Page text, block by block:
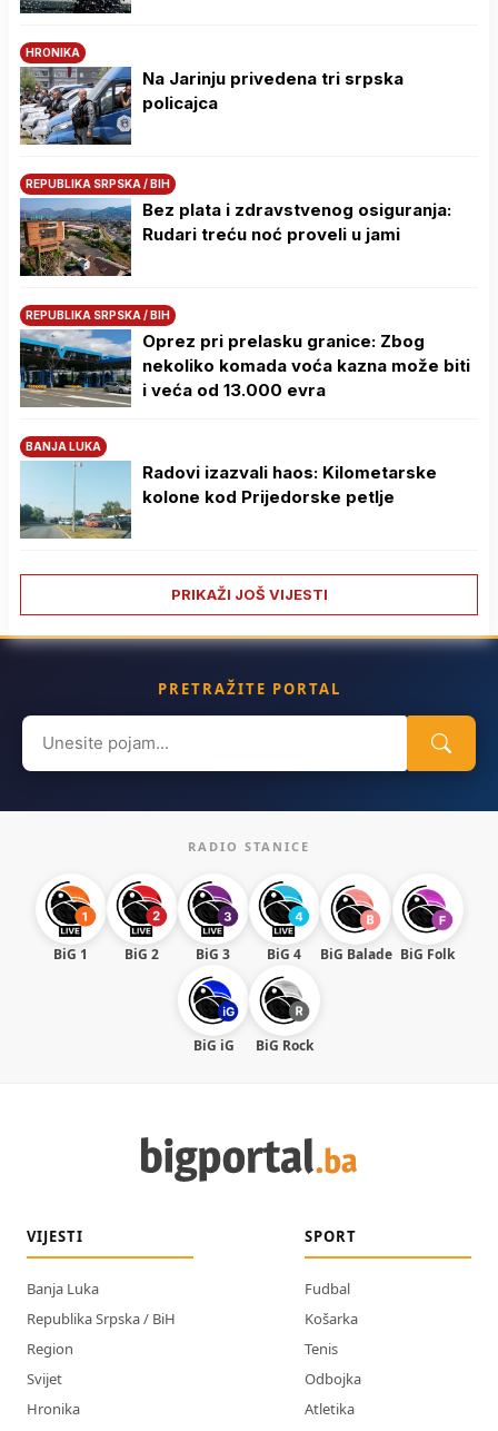
HRONIKA
Na Јarinju privedena tri srpska
policajca
REPUBLIKA SRPSKA / BIH
Bez plata i zdravstvenog osiguranja:
Rudari treću noć proveli u jami
REPUBLIKA SRPSKA / BIH
Oprez pri prelasku granice: Zbog
nekoliko komada voća kazna može biti
i veća od 13.000 evra
BANJA LUKA
Radovi izazvali haos: Kilometarske
kolone kod Prijedorske petlje
PRIKAŽI JOŠ VIJESTI
PRETRAŽITE PORTAL
Search
for:
RADIO STANICE
BiG 1 BiG 2 BiG 3 BiG 4 BiG Balade BiG Folk
BiG iG BiG Rock
VIJESTI
Banja Luka
Republika Srpska / BiH
Region
Svijet
Hronika
SPORT
Fudbal
Košarka
Tenis
Odbojka
Atletika